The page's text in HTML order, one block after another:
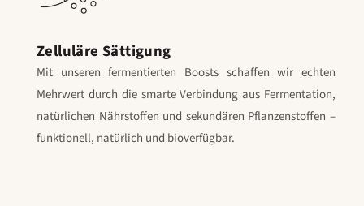
Zelluläre Sättigung
Mit unseren fermentierten Boosts schaffen wir echten
Mehrwert durch die smarte Verbindung aus Fermentation,
natürlichen Nährstoffen und sekundären Pflanzenstoffen –
funktionell, natürlich und bioverfügbar.